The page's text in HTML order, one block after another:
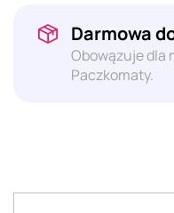
Darmowa
Obowązuje dla
Paczkomaty.